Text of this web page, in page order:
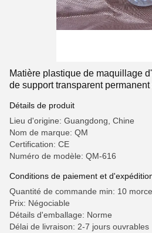
Matière plastique de maquillage
de support transparent
Détails de produit
Lieu d'origine: Guangdong, Chine
Nom de marque: QM
Certification: CE
Numéro de modèle: QM-616
Conditions de paiement et
Quantité de commande min: 10
Prix: Négociable
Détails d'emballage: Norme
Délai de livraison: 2-7 jours ouvrables